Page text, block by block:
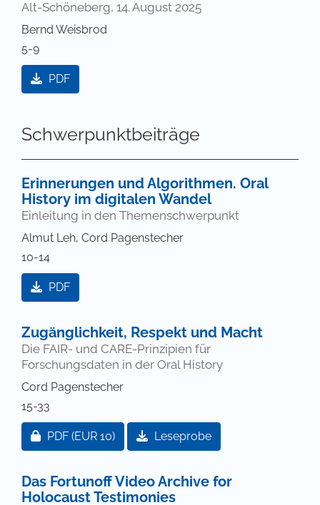
Alt-Schöneberg, 14. August 2025
Bernd Weisbrod
5-9
PDF
Schwerpunktbeiträge
Erinnerungen und Algorithmen. Oral
History im digitalen Wandel
Einleitung in den Themenschwerpunkt
Almut Leh, Cord Pagenstecher
10-14
PDF
Zugänglichkeit, Respekt und Macht
Die FAIR- und CARE-Prinzipien für
Forschungsdaten in der Oral History
Cord Pagenstecher
15-33
Zugang für Abonnent/innen oder durch Zahlung
PDF (EUR 10) Leseprobe
Das Fortunoff Video Archive for
Holocaust Testimonies